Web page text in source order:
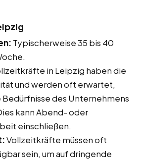
Typischerweise 35 bis 40
in Leipzig haben die
und werden oft erwartet,
des Unternehmens
kann Abend- oder
einschließen.
Vollzeitkräfte müssen oft
sein, um auf dringende